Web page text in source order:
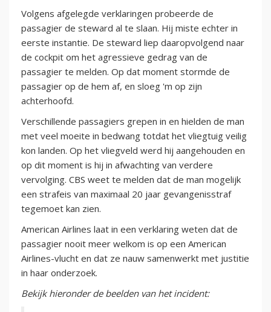
Volgens afgelegde verklaringen probeerde de
passagier de steward al te slaan. Hij miste echter in
eerste instantie. De steward liep daaropvolgend naar
de cockpit om het agressieve gedrag van de
passagier te melden. Op dat moment stormde de
passagier op de hem af, en sloeg 'm op zijn
achterhoofd.
Verschillende passagiers grepen in en hielden de man
met veel moeite in bedwang totdat het vliegtuig veilig
kon landen. Op het vliegveld werd hij aangehouden en
op dit moment is hij in afwachting van verdere
vervolging. CBS weet te melden dat de man mogelijk
een strafeis van maximaal 20 jaar gevangenisstraf
tegemoet kan zien.
American Airlines laat in een verklaring weten dat de
passagier nooit meer welkom is op een American
Airlines-vlucht en dat ze nauw samenwerkt met justitie
in haar onderzoek.
Bekijk hieronder de beelden van het incident: